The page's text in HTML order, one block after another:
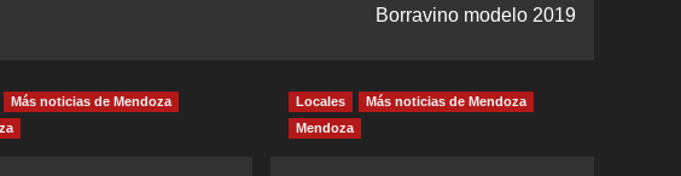
Borravino modelo 2019
Más noticias de Mendoza
Locales
Más noticias de Mendoza
Mendoza